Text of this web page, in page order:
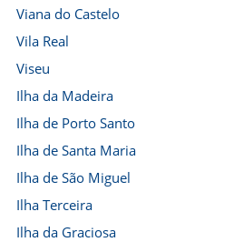
Viana do Castelo
Vila Real
Viseu
Ilha da Madeira
Ilha de Porto Santo
Ilha de Santa Maria
Ilha de São Miguel
Ilha Terceira
Ilha da Graciosa